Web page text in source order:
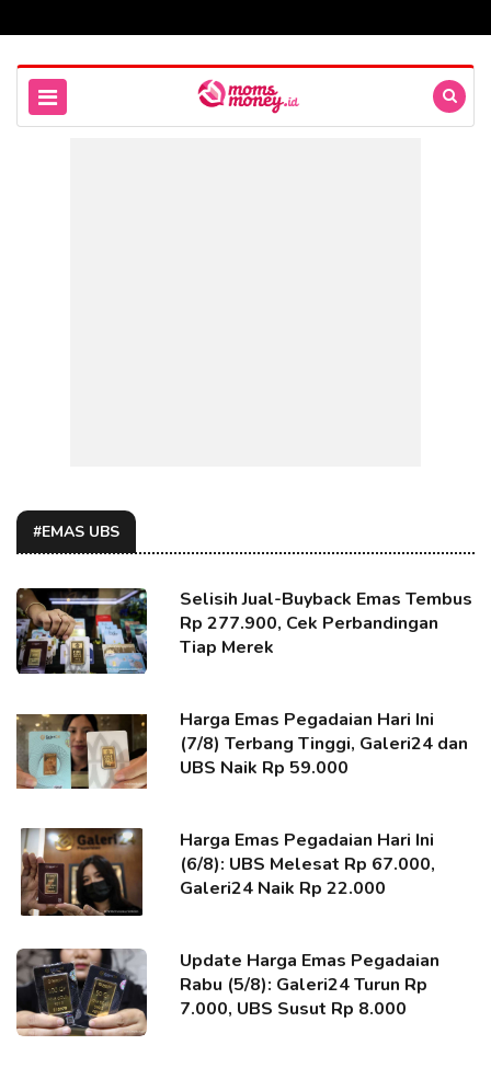
#EMAS UBS
Selisih Jual-Buyback Emas Tembus
Rp 277.900, Cek Perbandingan
Tiap Merek
Harga Emas Pegadaian Hari Ini
(7/8) Terbang Tinggi, Galeri24 dan
UBS Naik Rp 59.000
Harga Emas Pegadaian Hari Ini
(6/8): UBS Melesat Rp 67.000,
Galeri24 Naik Rp 22.000
Update Harga Emas Pegadaian
Rabu (5/8): Galeri24 Turun Rp
7.000, UBS Susut Rp 8.000